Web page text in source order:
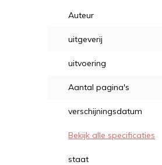
Auteur
uitgeverij
uitvoering
Aantal pagina's
verschijningsdatum
Bekijk alle specificaties
staat